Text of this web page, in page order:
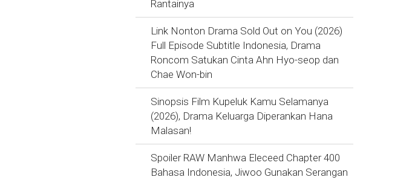
Rantainya
Link Nonton Drama Sold Out on You (2026)
Full Episode Subtitle Indonesia, Drama
Roncom Satukan Cinta Ahn Hyo-seop dan
Chae Won-bin
Sinopsis Film Kupeluk Kamu Selamanya
(2026), Drama Keluarga Diperankan Hana
Malasan!
Spoiler RAW Manhwa Eleceed Chapter 400
Bahasa Indonesia, Jiwoo Gunakan Serangan